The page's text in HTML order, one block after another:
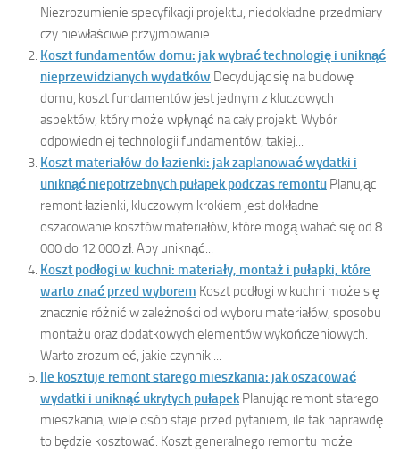
Niezrozumienie specyfikacji projektu, niedokładne przedmiary
czy niewłaściwe przyjmowanie...
Koszt fundamentów domu: jak wybrać technologię i uniknąć
nieprzewidzianych wydatków Decydując się na budowę
domu, koszt fundamentów jest jednym z kluczowych
aspektów, który może wpłynąć na cały projekt. Wybór
odpowiedniej technologii fundamentów, takiej...
Koszt materiałów do łazienki: jak zaplanować wydatki i
uniknąć niepotrzebnych pułapek podczas remontu Planując
remont łazienki, kluczowym krokiem jest dokładne
oszacowanie kosztów materiałów, które mogą wahać się od 8
000 do 12 000 zł. Aby uniknąć...
Koszt podłogi w kuchni: materiały, montaż i pułapki, które
warto znać przed wyborem Koszt podłogi w kuchni może się
znacznie różnić w zależności od wyboru materiałów, sposobu
montażu oraz dodatkowych elementów wykończeniowych.
Warto zrozumieć, jakie czynniki...
Ile kosztuje remont starego mieszkania: jak oszacować
wydatki i uniknąć ukrytych pułapek Planując remont starego
mieszkania, wiele osób staje przed pytaniem, ile tak naprawdę
to będzie kosztować. Koszt generalnego remontu może